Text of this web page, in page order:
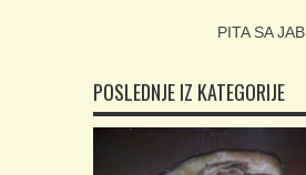
PITA SA
POSLEDNJE IZ KATEGORIJE